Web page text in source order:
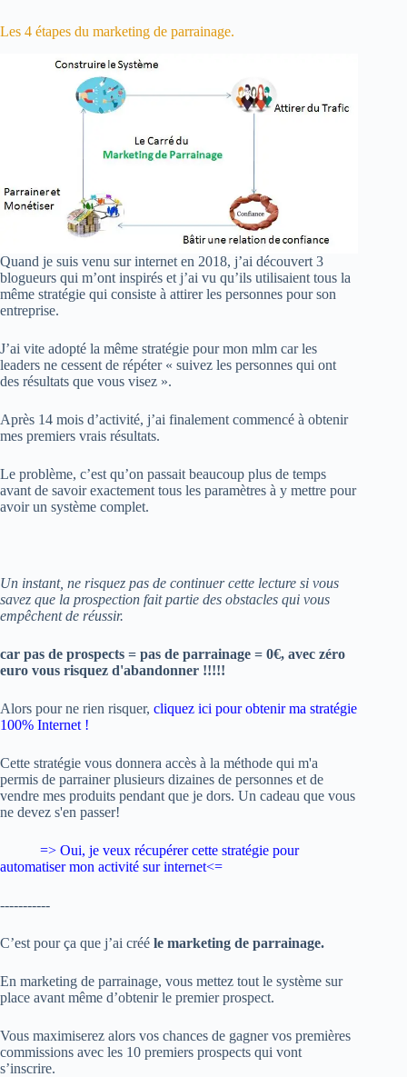
Les 4 étapes du marketing de parrainage.
Quand je suis venu sur internet en 2018, j’ai découvert 3
blogueurs qui m’ont inspirés et j’ai vu qu’ils utilisaient tous la
même stratégie qui consiste à attirer les personnes pour son
entreprise.
J’ai vite adopté la même stratégie pour mon mlm car les
leaders ne cessent de répéter « suivez les personnes qui ont
des résultats que vous visez ».
Après 14 mois d’activité, j’ai finalement commencé à obtenir
mes premiers vrais résultats.
Le problème, c’est qu’on passait beaucoup plus de temps
avant de savoir exactement tous les paramètres à y mettre pour
avoir un système complet.
Un instant, ne risquez pas de continuer cette lecture si vous
savez que la prospection fait partie des obstacles qui vous
empêchent de réussir.
car pas de prospects = pas de parrainage = 0€, avec zéro
euro vous risquez d'abandonner !!!!!
Alors pour ne rien risquer, cliquez ici pour obtenir ma stratégie
100% Internet !
Cette stratégie vous donnera accès à la méthode qui m'a
permis de parrainer plusieurs dizaines de personnes et de
vendre mes produits pendant que je dors. Un cadeau que vous
ne devez s'en passer!
=> Oui, je veux récupérer cette stratégie pour
automatiser mon activité sur internet<=
-----------
C’est pour ça que j’ai créé le marketing de parrainage.
En marketing de parrainage, vous mettez tout le système sur
place avant même d’obtenir le premier prospect.
Vous maximiserez alors vos chances de gagner vos premières
commissions avec les 10 premiers prospects qui vont
s’inscrire.